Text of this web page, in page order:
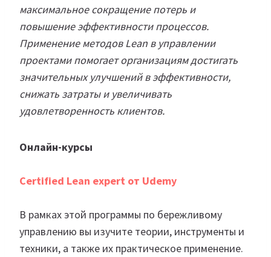
максимальное сокращение потерь и
повышение эффективности процессов.
Применение методов Lean в управлении
проектами помогает организациям достигать
значительных улучшений в эффективности,
снижать затраты и увеличивать
удовлетворенность клиентов.
Онлайн-курсы
Certified Lean expert от Udemy
В рамках этой программы по бережливому
управлению вы изучите теории, инструменты и
техники, а также их практическое применение.